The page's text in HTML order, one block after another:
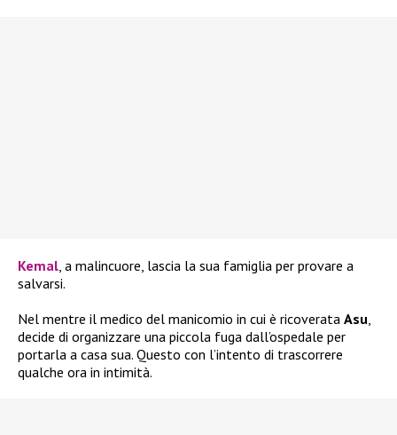
Kemal , a malincuore, lascia la sua famiglia per provare a
salvarsi.
Nel mentre il medico del manicomio in cui è ricoverata Asu
decide di organizzare una piccola fuga dall’ospedale per
portarla a casa sua. Questo con l’intento di trascorrere
qualche ora in intimità.